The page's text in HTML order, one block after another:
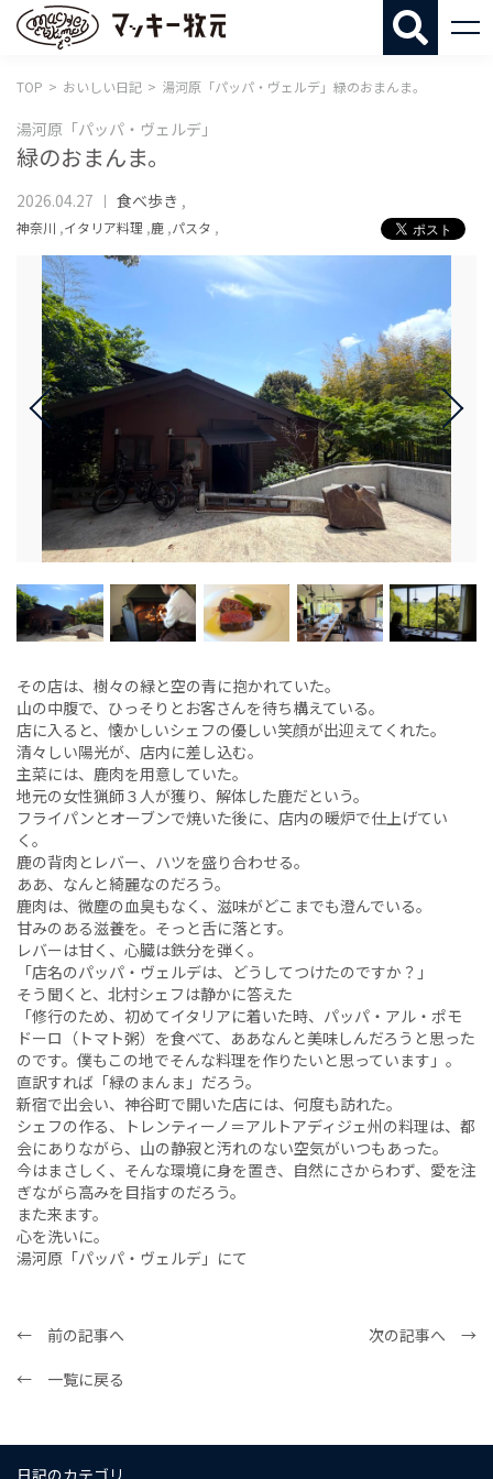
TOP おいしい日記 湯河原「パッパ・ヴェルデ」緑のおまんま。
湯河原「パッパ・ヴェルデ」
緑のおまんま。
2026.04.27 食べ歩き ,
神奈川 ,イタリア料理 ,鹿 ,パスタ ,
その店は、樹々の緑と空の青に抱かれていた。
山の中腹で、ひっそりとお客さんを待ち構えている。
店に入ると、懐かしいシェフの優しい笑顔が出迎えてくれた。
清々しい陽光が、店内に差し込む。
主菜には、鹿肉を用意していた。
地元の女性猟師３人が獲り、解体した鹿だという。
フライパンとオーブンで焼いた後に、店内の暖炉で仕上げてい
く。
鹿の背肉とレバー、ハツを盛り合わせる。
ああ、なんと綺麗なのだろう。
鹿肉は、微塵の血臭もなく、滋味がどこまでも澄んでいる。
甘みのある滋養を。そっと舌に落とす。
レバーは甘く、心臓は鉄分を弾く。
「店名のパッパ・ヴェルデは、どうしてつけたのですか？」
そう聞くと、北村シェフは静かに答えた
「修行のため、初めてイタリアに着いた時、パッパ・アル・ポモ
ドーロ（トマト粥）を食べて、ああなんと美味しんだろうと思った
のです。僕もこの地でそんな料理を作りたいと思っています」。
直訳すれば「緑のまんま」だろう。
新宿で出会い、神谷町で開いた店には、何度も訪れた。
シェフの作る、トレンティーノ＝アルトアディジェ州の料理は、都
会にありながら、山の静寂と汚れのない空気がいつもあった。
今はまさしく、そんな環境に身を置き、自然にさからわず、愛を注
ぎながら高みを目指すのだろう。
また来ます。
心を洗いに。
湯河原「パッパ・ヴェルデ」にて
← 前の記事へ
次の記事へ →
← 一覧に戻る